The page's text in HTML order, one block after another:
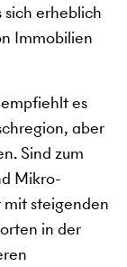
erheblich
Immobilien
es
aber
Sind zum
Mikro-
steigenden
in der